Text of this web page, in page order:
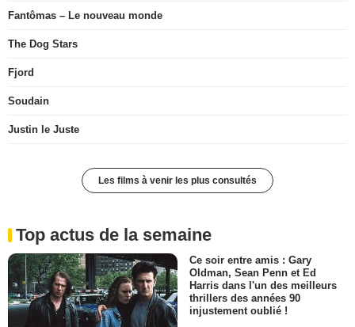
Fantômas – Le nouveau monde
The Dog Stars
Fjord
Soudain
Justin le Juste
Les films à venir les plus consultés
Top actus de la semaine
Ce soir entre amis : Gary
Oldman, Sean Penn et Ed
Harris dans l'un des meilleurs
thrillers des années 90
injustement oublié !